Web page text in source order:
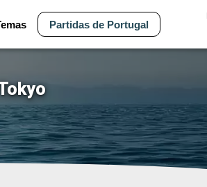
Partidas de Portugal